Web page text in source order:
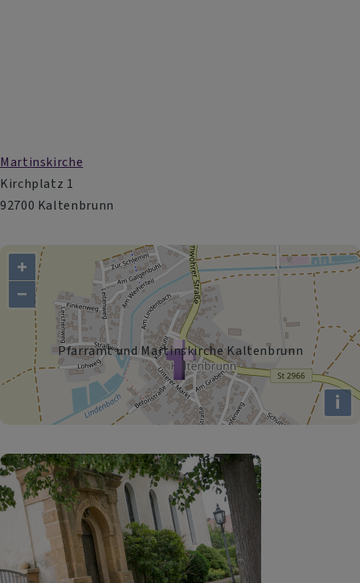
Martinskirche
Kirchplatz 1
92700 Kaltenbrunn
Pfarramt und Martinskirche Kaltenbrunn
+
−
i